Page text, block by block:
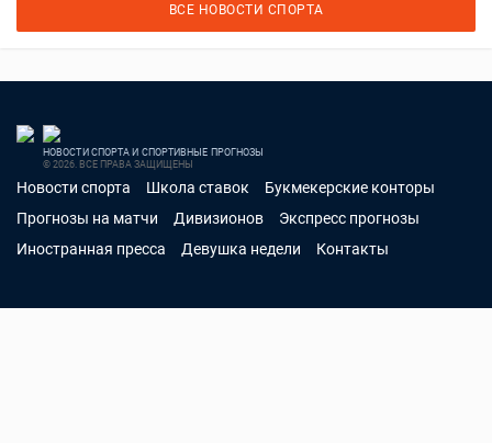
ВСЕ НОВОСТИ СПОРТА
НОВОСТИ СПОРТА И СПОРТИВНЫЕ ПРОГНОЗЫ
© 2026. ВСЕ ПРАВА ЗАЩИЩЕНЫ
Новости спорта Школа ставок
Букмекерские конторы
Прогнозы на матчи
Дивизионов
Экспресс прогнозы
Иностранная пресса
Девушка недели Контакты